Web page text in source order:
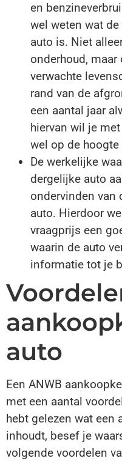
en
wel weten wat
auto is. Niet
onderhoud,
verwachte
rand van de
een aantal jaar
hiervan wil je
wel op de hoogte
De werkelijke
dergelijke auto
ondervinden van
auto. Hierdoor
vraagprijs een
waarin de auto
informatie tot je
auto
Een ANWB
met een aantal
hebt gelezen wat een
inhoudt, besef je
volgende voordelen